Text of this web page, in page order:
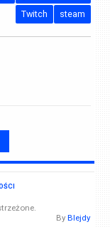
steam
Twitch
By Blejdy